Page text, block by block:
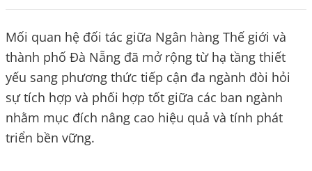
Mối quan hệ đối tác giữa Ngân hàng Thế giới và
thành phố Đà Nẵng đã mở rộng từ hạ tầng thiết
yếu sang phương thức tiếp cận đa ngành đòi hỏi
sự tích hợp và phối hợp tốt giữa các ban ngành
nhằm mục đích nâng cao hiệu quả và tính phát
triển bền vững.